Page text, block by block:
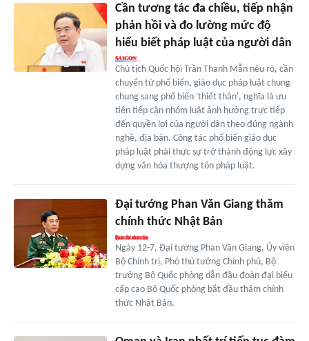
Cần tương tác đa chiều, tiếp nhận
phản hồi và đo lường mức độ
hiểu biết pháp luật của người dân
Chủ tịch Quốc hội Trần Thanh Mẫn nêu rõ, cần
chuyển từ phổ biến, giáo dục pháp luật chung
chung sang phổ biến 'thiết thân', nghĩa là ưu
tiên tiếp cận nhóm luật ảnh hưởng trực tiếp
đến quyền lợi của người dân theo đúng ngành
nghề, địa bàn. Công tác phổ biến giáo dục
pháp luật phải thực sự trở thành động lực xây
dựng văn hóa thượng tôn pháp luật.
Đại tướng Phan Văn Giang thăm
chính thức Nhật Bản
Ngày 12-7, Đại tướng Phan Văn Giang, Ủy viên
Bộ Chính trị, Phó thủ tướng Chính phủ, Bộ
trưởng Bộ Quốc phòng dẫn đầu đoàn đại biểu
cấp cao Bộ Quốc phòng bắt đầu thăm chính
thức Nhật Bản.